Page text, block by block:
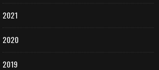
2021
2020
2019